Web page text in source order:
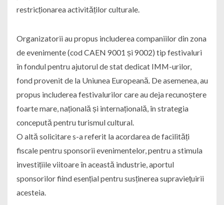
restricționarea activităților culturale.
Organizatorii au propus includerea companiilor din zona
de evenimente (cod CAEN 9001 și 9002) tip festivaluri
în fondul pentru ajutorul de stat dedicat IMM-urilor,
fond provenit de la Uniunea Europeană. De asemenea, au
propus includerea festivalurilor care au deja recunoștere
foarte mare, națională și internațională, în strategia
concepută pentru turismul cultural.
O altă solicitare s-a referit la acordarea de facilități
fiscale pentru sponsorii evenimentelor, pentru a stimula
investițiile viitoare în această industrie, aportul
sponsorilor fiind esențial pentru susținerea supraviețuirii
acesteia.